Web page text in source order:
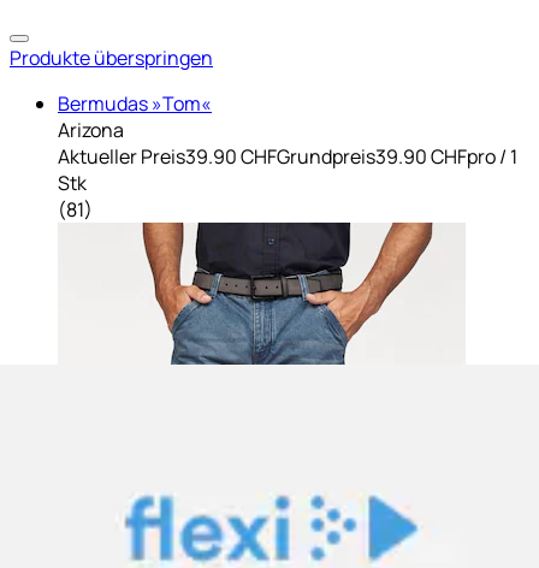
Produkte überspringen
Bermudas »Tom«
Arizona
Aktueller Preis39.90 CHFGrundpreis39.90 CHFpro/ 1
Stk
(81)